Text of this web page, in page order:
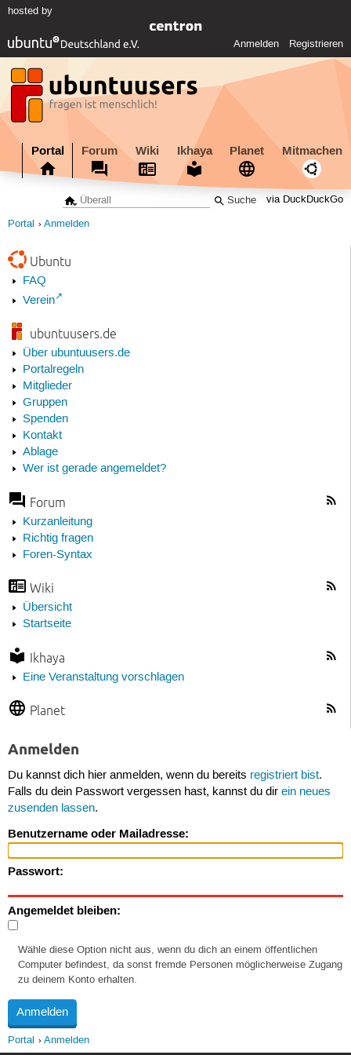
hosted by
Anmelden Registrieren
Portal Forum Wiki Ikhaya Planet Mitmachen
via DuckDuckGo
Portal Anmelden
Ubuntu
FAQ
Verein
ubuntuusers.de
Über ubuntuusers.de
Portalregeln
Mitglieder
Gruppen
Spenden
Kontakt
Ablage
Wer ist gerade angemeldet?
Forum
Kurzanleitung
Richtig fragen
Foren-Syntax
Wiki
Übersicht
Startseite
Ikhaya
Eine Veranstaltung vorschlagen
Planet
Anmelden
Du kannst dich hier anmelden, wenn du bereits registriert bist.
Falls du dein Passwort vergessen hast, kannst du dir ein neues
zusenden lassen.
Benutzername oder Mailadresse:
Passwort:
Angemeldet bleiben:
Wähle diese Option nicht aus, wenn du dich an einem öffentlichen
Computer befindest, da sonst fremde Personen möglicherweise Zugang
zu deinem Konto erhalten.
Portal Anmelden